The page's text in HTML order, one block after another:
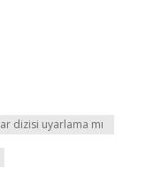
dizisi uyarlama mı